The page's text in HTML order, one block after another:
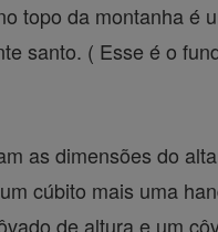
topo da montanha é
santo. ( Esse é o
as dimensões do
cúbito mais uma
de altura e um